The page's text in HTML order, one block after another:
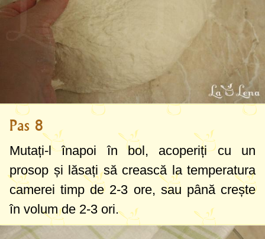
Pas 8
Mutați-l înapoi în bol, acoperiți cu un
prosop și lăsați să crească la temperatura
camerei timp de 2-3 ore, sau până crește
în volum de 2-3 ori.